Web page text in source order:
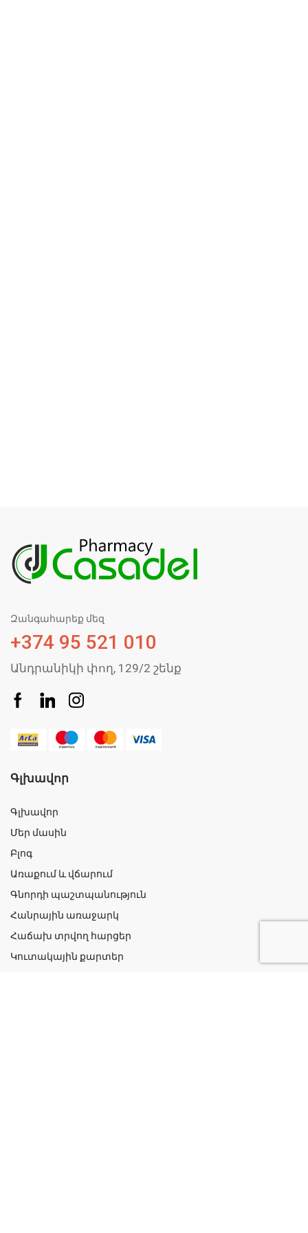
Զանգահարեք մեզ
+374 95 521 010
Անդրանիկի փող, 129/2 շենք
Գլխավոր
Գլխավոր
Մեր մասին
Բլոգ
Առաքում և վճարում
Գնորդի պաշտպանություն
Հանրային առաջարկ
Հաճախ տրվող հարցեր
Կուտակային քարտեր